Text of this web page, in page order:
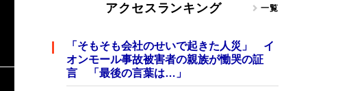
アクセスランキング 一覧
「そもそも会社のせいで起きた人災」 イ
オンモール事故被害者の親族が慟哭の証
言 「最後の言葉は…」